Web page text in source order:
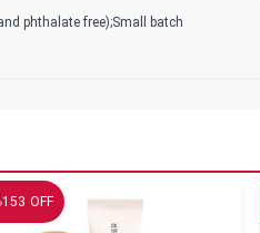
phthalate free);Small batch
153 OFF